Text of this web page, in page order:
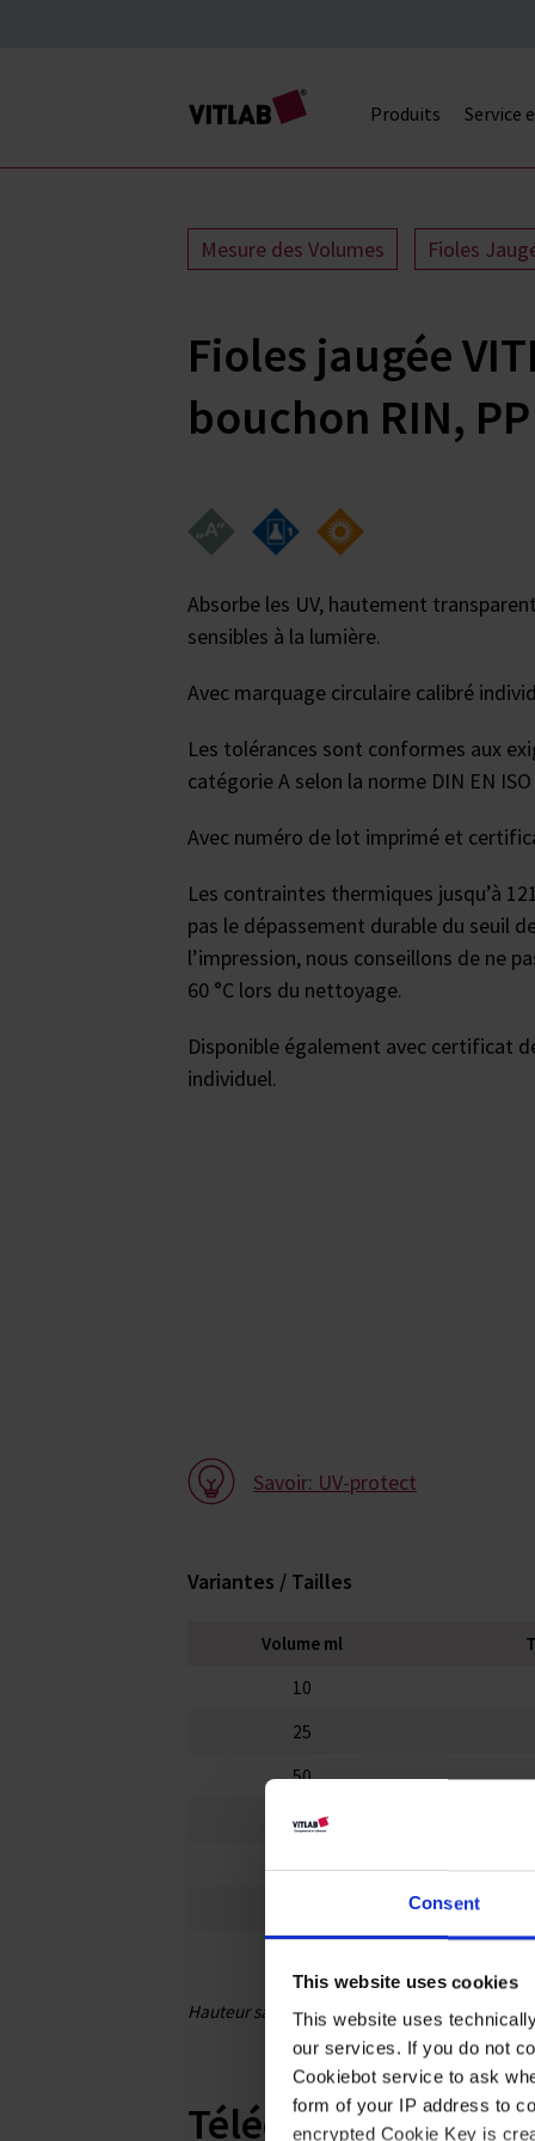
Consent
This website uses cookies
This website uses
our services. If you do not
Cookiebot service to ask
form of your IP address to
encrypted Cookie Key is
Produits Service
Mesure des Volumes Fioles
Fioles jaugée
bouchon RIN, PP
Absorbe les UV, hautement
sensibles à la lumière.
Avec marquage circulaire calibré
Les tolérances sont conformes aux
catégorie A selon la norme DIN EN ISO
Avec numéro de lot imprimé et
Les contraintes thermiques jusqu’à
pas le dépassement durable du seuil
l’impression, nous conseillons de ne
60 °C lors du nettoyage.
Disponible également avec certificat
individuel.
Savoir: UV-protect
Variantes / Tailles
Volume ml
10
25
50
100
250
Hauteur sans bouchon
Téléchargements